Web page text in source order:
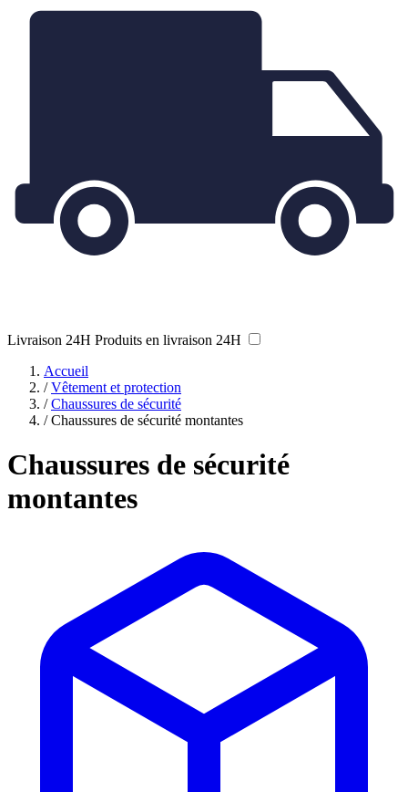
Livraison 24H Produits en livraison 24H
Accueil
/ Vêtement et protection
/ Chaussures de sécurité
/ Chaussures de sécurité montantes
Chaussures de sécurité
montantes